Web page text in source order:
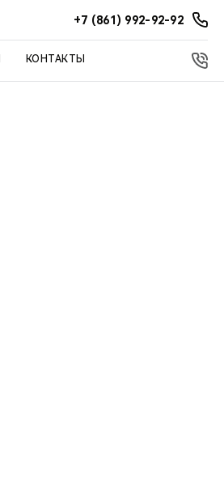
+7 (861) 992-92-92
КОНТАКТЫ